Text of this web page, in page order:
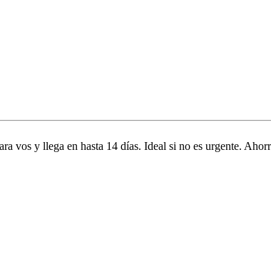
vos y llega en hasta 14 días. Ideal si no es urgente.